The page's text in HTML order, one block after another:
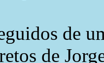
de
de